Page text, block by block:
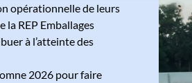
opérationnelle de leurs
la REP Emballages
à l’atteinte des
2026 pour faire